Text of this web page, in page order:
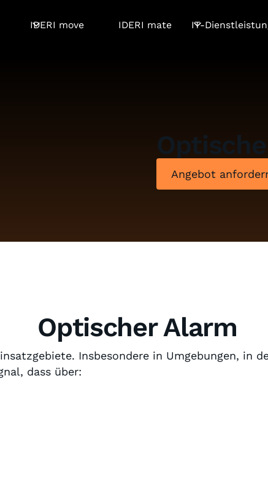
IDERI move IDERI mate IT-
Angebot
Optischer Alarm
Insbesondere in Umgebungen, in
dass über: